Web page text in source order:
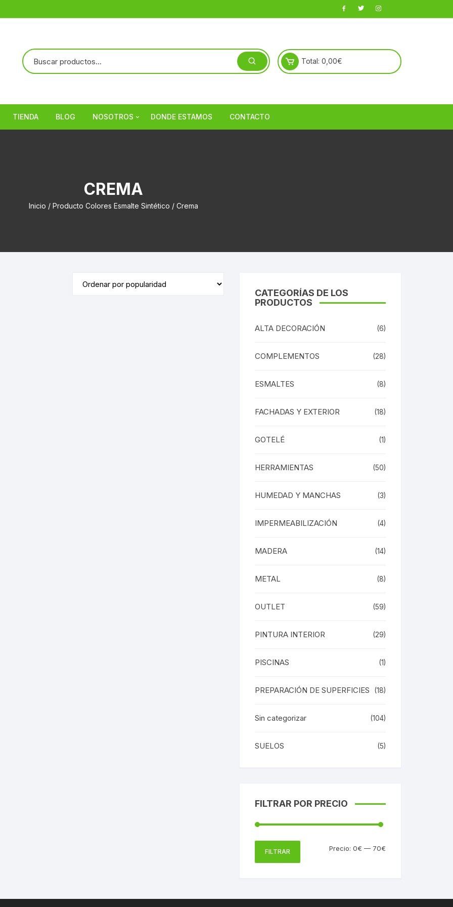
Total: 0,00€
TIENDA BLOG NOSOTROS DONDE ESTAMOS CONTACTO
CREMA
Inicio / Producto Colores Esmalte Sintético / Crema
CATEGORÍAS DE LOS
PRODUCTOS
ALTA DECORACIÓN (6)
COMPLEMENTOS (28)
ESMALTES (8)
FACHADAS Y EXTERIOR (18)
GOTELÉ (1)
HERRAMIENTAS (50)
HUMEDAD Y MANCHAS (3)
IMPERMEABILIZACIÓN (4)
MADERA (14)
METAL (8)
OUTLET (59)
PINTURA INTERIOR (29)
PISCINAS (1)
PREPARACIÓN DE SUPERFICIES (18)
Sin categorizar (104)
SUELOS (5)
FILTRAR POR PRECIO
FILTRAR Precio: 0€ — 70€